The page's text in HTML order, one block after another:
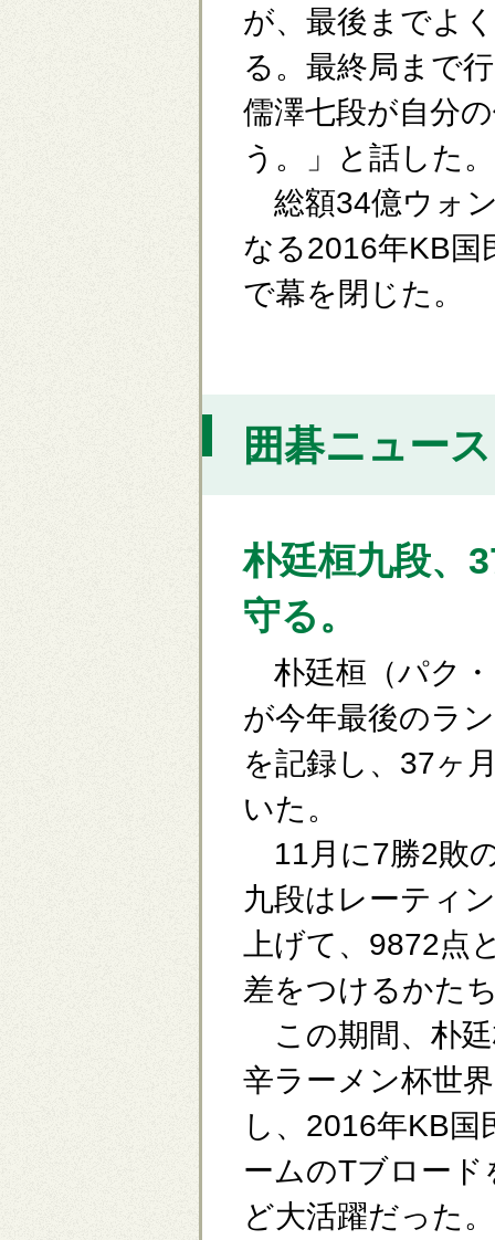
が、最後までよ
る。最終局まで
儒澤七段が自分
う。」と話した。
総額34億ウォ
なる2016年KB国
で幕を閉じた。
囲碁ニュー
朴廷桓九段、
守る。
朴廷桓（パク
が今年最後のラ
を記録し、37ヶ
いた。
11月に7勝2敗
九段はレーティ
上げて、9872点
差をつけるかた
この期間、朴
辛ラーメン杯世
し、2016年KB
ームのTブロー
ど大活躍だった。